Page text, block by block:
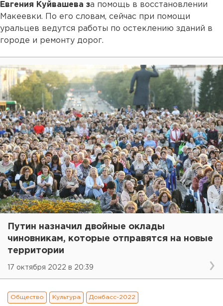
Евгения Куйвашева за помощь в восстановлении
Макеевки. По его словам, сейчас при помощи
уральцев ведутся работы по остеклению зданий в
городе и ремонту дорог.
Путин назначил двойные оклады
чиновникам, которые отправятся на новые
территории
17 октября 2022 в 20:39
Общество Культура Донбасс-2022